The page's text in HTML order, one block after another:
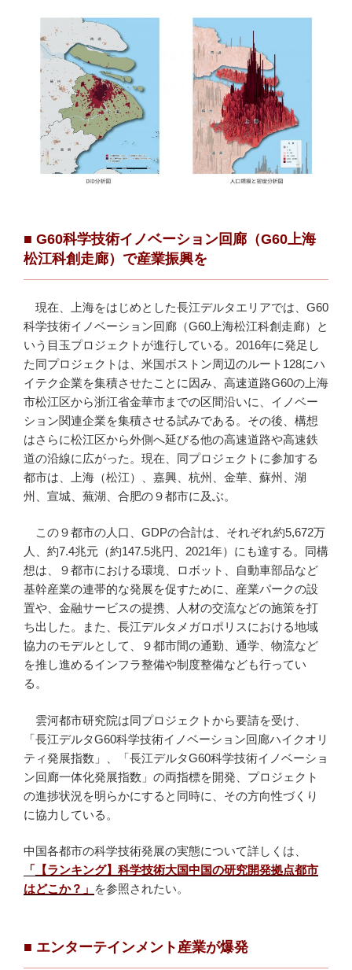
■ G60科学技術イノベーション回廊（G60上海
松江科創走廊）で産業振興を
現在、上海をはじめとした長江デルタエリアでは、G60
科学技術イノベーション回廊（G60上海松江科創走廊）と
いう目玉プロジェクトが進行している。2016年に発足し
た同プロジェクトは、米国ボストン周辺のルート128にハ
イテク企業を集積させたことに因み、高速道路G60の上海
市松江区から浙江省金華市までの区間沿いに、イノベー
ション関連企業を集積させる試みである。その後、構想
はさらに松江区から外側へ延びる他の高速道路や高速鉄
道の沿線に広がった。現在、同プロジェクトに参加する
都市は、上海（松江）、嘉興、杭州、金華、蘇州、湖
州、宣城、蕪湖、合肥の９都市に及ぶ。
この９都市の人口、GDPの合計は、それぞれ約5,672万
人、約7.4兆元（約147.5兆円、2021年）にも達する。同構
想は、９都市における環境、ロボット、自動車部品など
基幹産業の連帯的な発展を促すために、産業パークの設
置や、金融サービスの提携、人材の交流などの施策を打
ち出した。また、長江デルタメガロポリスにおける地域
協力のモデルとして、９都市間の通勤、通学、物流など
を推し進めるインフラ整備や制度整備なども行ってい
る。
雲河都市研究院は同プロジェクトから要請を受け、
「長江デルタG60科学技術イノベーション回廊ハイクオリ
ティ発展指数」、「長江デルタG60科学技術イノベーショ
ン回廊一体化発展指数」の両指標を開発、プロジェクト
の進捗状況を明らかにすると同時に、その方向性づくり
に協力している。
中国各都市の科学技術発展の実態について詳しくは、
「 【ランキング】科学技術大国中国の研究開発拠点都市
はどこか？」 を参照されたい。
■ エンターテインメント産業が爆発